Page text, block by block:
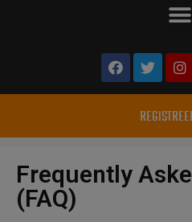
Frequently
(FAQ)